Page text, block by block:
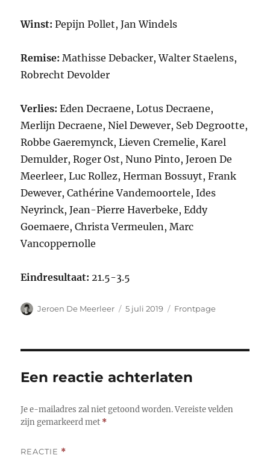
Winst: Pepijn Pollet, Jan Windels
Remise: Mathisse Debacker, Walter Staelens,
Robrecht Devolder
Verlies: Eden Decraene, Lotus Decraene,
Merlijn Decraene, Niel Dewever, Seb Degrootte,
Robbe Gaeremynck, Lieven Cremelie, Karel
Demulder, Roger Ost, Nuno Pinto, Jeroen De
Meerleer, Luc Rollez, Herman Bossuyt, Frank
Dewever, Cathérine Vandemoortele, Ides
Neyrinck, Jean-Pierre Haverbeke, Eddy
Goemaere, Christa Vermeulen, Marc
Vancoppernolle
Eindresultaat: 21.5-3.5
Auteur
Jeroen De Meerleer
Gepubliceerd
5 juli 2019 Categorieën
Frontpage
Een reactie achterlaten
Je e-mailadres zal niet getoond worden. Vereiste velden
zijn gemarkeerd met *
REACTIE *